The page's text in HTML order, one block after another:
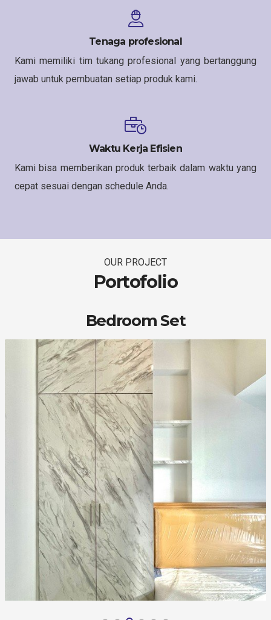
Tenaga profesional
Kami memiliki tim tukang profesional yang bertanggung
jawab untuk pembuatan setiap produk kami.
Waktu Kerja Efisien
Kami bisa memberikan produk terbaik dalam waktu yang
cepat sesuai dengan schedule Anda.
OUR PROJECT
Portofolio
Bedroom Set